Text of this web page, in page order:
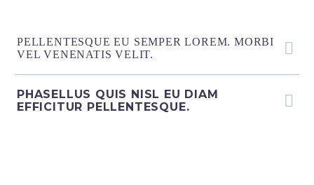
PELLENTESQUE EU SEMPER LOREM. MORBI
VEL VENENATIS VELIT.
PHASELLUS QUIS NISL EU DIAM
EFFICITUR PELLENTESQUE.